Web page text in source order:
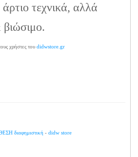
τεχνικά, αλλά
χρήστες του didwstore.gr
διαφημιστική - didw store